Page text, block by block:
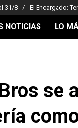
31/8 El Encargado:
NOTICIAS LO
se